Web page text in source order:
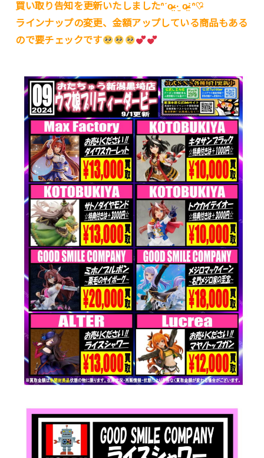
買い取り告知を更新いたしましたᐢˊo̴̶̷̤ ·̫ o̴̶̷̤ˋᐢ♡̵
ラインナップの変更、金額アップしている商品もある
ので要チェックです